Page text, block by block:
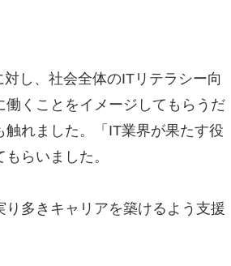
し、社会全体のITリテラシー向
働くことをイメージしてもらうだ
れました。「IT業界が果たす役
らいました。
多きキャリアを築けるよう支援